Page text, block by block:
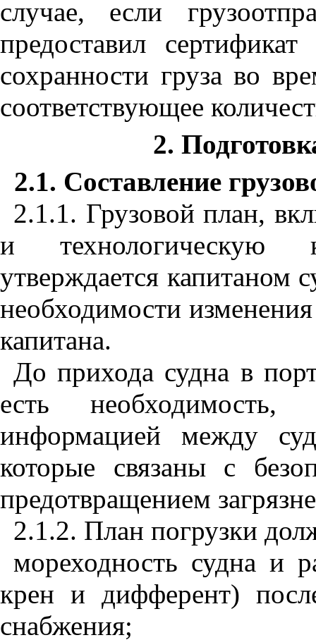
случае, если
предоставил
сохранности груза во
соответствующее
2.
2.1. Составление
2.1.1. Грузовой план,
и технологическую
утверждается капитаном
необходимости
капитана.
До прихода судна в
есть необходимость,
информацией между
которые связаны с
предотвращением
2.1.2. План погрузки
мореходность судна и
крен и дифферент)
снабжения;